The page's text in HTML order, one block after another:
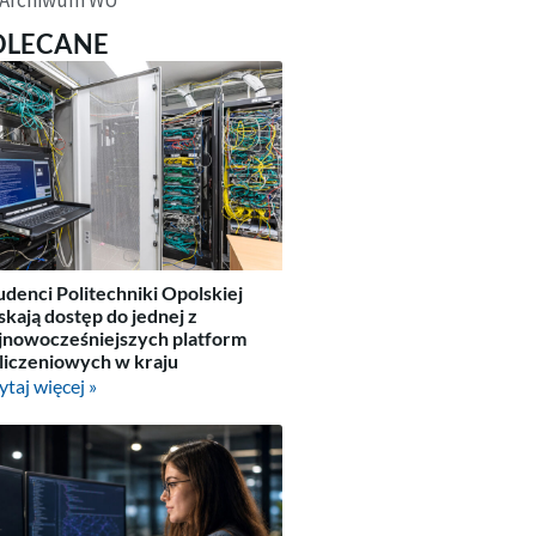
Politechniki Opolskiej
dostęp do jednej z
platform
w kraju
więcej »